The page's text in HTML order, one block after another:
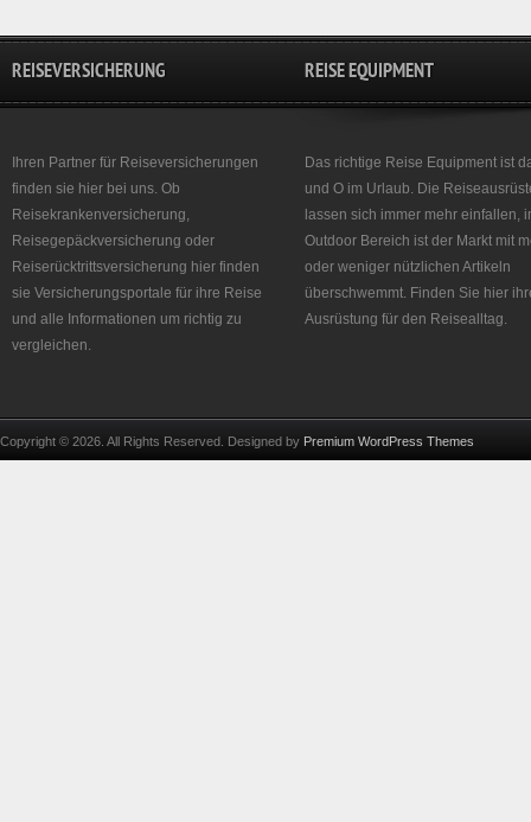
REISEVERSICHERUNG
Ihren Partner für Reiseversicherungen
finden sie hier bei uns. Ob
Reisekrankenversicherung,
Reisegepäckversicherung oder
Reiserücktrittsversicherung hier finden
sie Versicherungsportale für ihre Reise
und alle Informationen um richtig zu
vergleichen.
REISE EQUIPMENT
Das richtige Reise Equipment ist
und O im Urlaub. Die
lassen sich immer mehr einfallen,
Outdoor Bereich ist der Markt mit
oder weniger nützlichen Artikeln
überschwemmt. Finden Sie hier
Ausrüstung für den Reisealltag.
Copyright © 2026. All Rights Reserved. Designed by Premium WordPress Themes